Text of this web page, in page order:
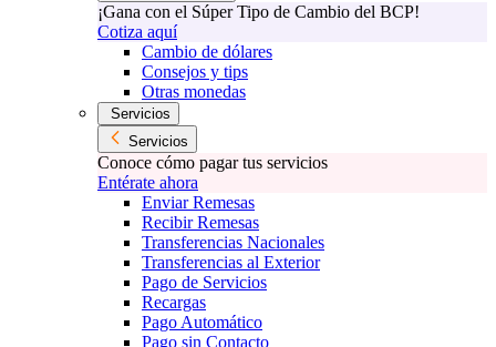
¡Gana con el Súper Tipo de Cambio del BCP!
Cotiza aquí
Cambio de dólares
Consejos y tips
Otras monedas
Servicios
Servicios
Conoce cómo pagar tus servicios
Entérate ahora
Enviar Remesas
Recibir Remesas
Transferencias Nacionales
Transferencias al Exterior
Pago de Servicios
Recargas
Pago Automático
Pago sin Contacto